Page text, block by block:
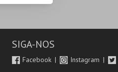
SIGA-NOS
Facebook Instagram